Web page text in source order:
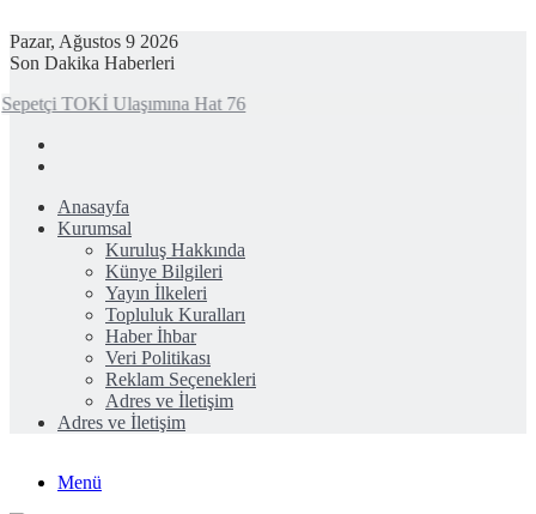
Pazar, Ağustos 9 2026
Son Dakika Haberleri
Sepetçi TOKİ Ulaşımına Hat 76
Anasayfa
Kurumsal
Kuruluş Hakkında
Künye Bilgileri
Yayın İlkeleri
Topluluk Kuralları
Haber İhbar
Veri Politikası
Reklam Seçenekleri
Adres ve İletişim
Adres ve İletişim
Menü